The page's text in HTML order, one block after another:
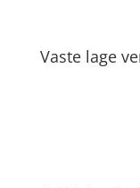
Vaste lage